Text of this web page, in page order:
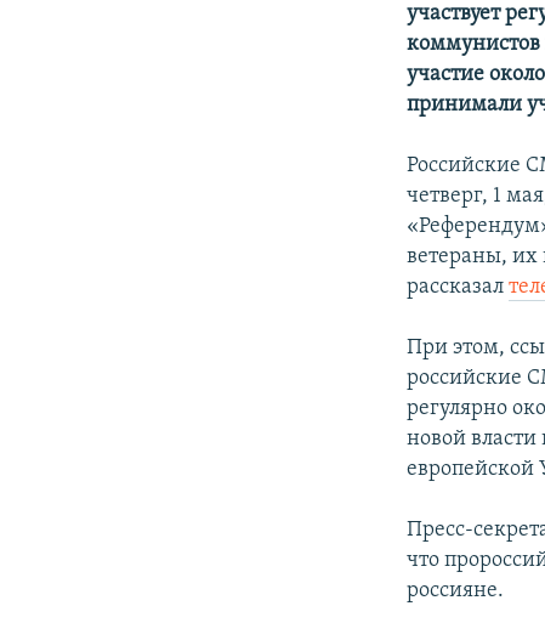
участвует
коммунистов
участие
принимали
Российские
четверг, 1
ветераны,
рассказал
При этом,
российские
регулярно
новой
европейской
Пресс-
что
россияне.